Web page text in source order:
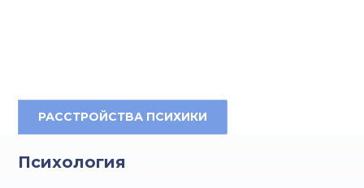
РАССТРОЙСТВА ПСИХИКИ
Психология